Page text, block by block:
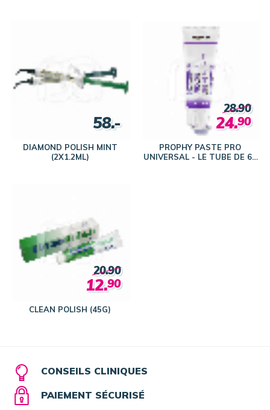
DIAMOND POLISH MINT
(2X1.2ML)
58.-
PROPHY PASTE PRO
UNIVERSAL - LE TUBE DE 60
28.90
24.90
CLEAN POLISH (45G)
20.90
12.90
CONSEILS CLINIQUES
PAIEMENT SÉCURISÉ